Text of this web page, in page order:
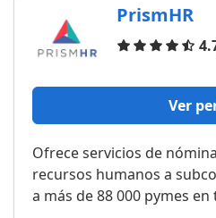
PrismHR
Opiniones
Ver
Ofrece servicios de
recursos humanos a
a más de 88 000 pymes en